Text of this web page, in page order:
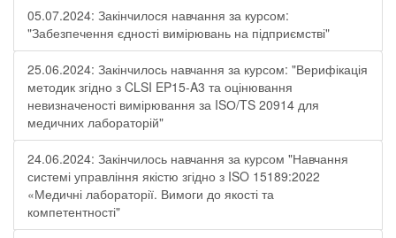
05.07.2024: Закінчилося навчання за курсом:
"Забезпечення єдності вимірювань на підприємстві"
25.06.2024: Закінчилось навчання за курсом: "Верифікація
методик згідно з CLSI EP15-A3 та оцінювання
невизначеності вимірювання за ISО/TS 20914 для
медичних лабораторій"
24.06.2024: Закінчилось навчання за курсом "Навчання
системі управління якістю згідно з ISO 15189:2022
«Медичні лабораторії. Вимоги до якості та
компетентності"